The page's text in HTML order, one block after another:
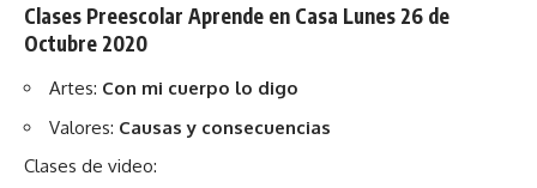
Clases Preescolar Aprende en Casa Lunes 26 de
Octubre 2020
Artes: Con mi cuerpo lo digo
Valores: Causas y consecuencias
Clases de video: